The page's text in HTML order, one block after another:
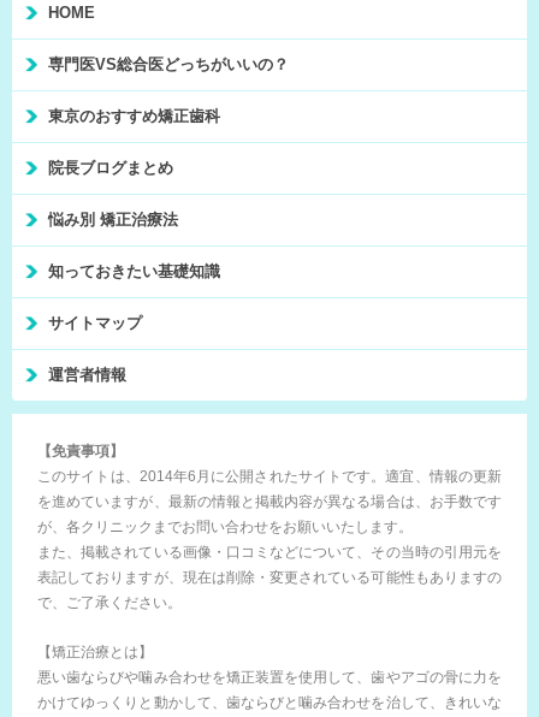
HOME
専門医VS総合医どっちがいいの？
東京のおすすめ矯正歯科
院長ブログまとめ
悩み別 矯正治療法
知っておきたい基礎知識
サイトマップ
運営者情報
【免責事項】
このサイトは、2014年6月に公開されたサイトです。適宜、情報の更新
を進めていますが、最新の情報と掲載内容が異なる場合は、お手数です
が、各クリニックまでお問い合わせをお願いいたします。
また、掲載されている画像・口コミなどについて、その当時の引用元を
表記しておりますが、現在は削除・変更されている可能性もありますの
で、ご了承ください。
【矯正治療とは】
悪い歯ならびや噛み合わせを矯正装置を使用して、歯やアゴの骨に力を
かけてゆっくりと動かして、歯ならびと噛み合わせを治して、きれいな